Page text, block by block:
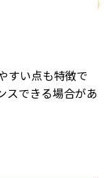
すい点も特徴で
スできる場合があ